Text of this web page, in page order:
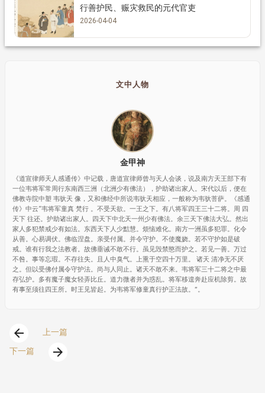
行善护民、赈灾救民的元代官吏
2026-04-04
文中人物
金甲神
《道宣律师天人感通传》中记载，唐道宣律师曾与天人会谈，说及南方天王部下有
一位韦将军常周行东南西三洲（北洲少有佛法），护助诸出家人。宋代以后，便在
佛教寺院中塑 韦驮天 像，又和佛经中所说韦驮天相应，一般称为韦驮菩萨。《感通
传》中云“韦将军童真 梵行 。不受天欲。一王之下。有八将军四王三十二将。周 四
天下 往还。护助诸出家人。四天下中北天一州少有佛法。余三天下佛法大弘。然出
家人多犯禁戒少有如法。东西天下人少黠慧。烦恼难化。南方一洲虽多犯罪。化令
从善。心易调伏。佛临涅盘。亲受付属。并令守护。不使魔娆。若不守护如是破
戒。谁有行我之法教者。故佛垂诫不敢不行。虽见毁禁愍而护之。若见一善。万过
不咎。事等忘瑕。不存往失。且人中臭气。上熏于空四十万里。 诸天 清净无不厌
之。但以受佛付属令守护法。尚与人同止。诸天不敢不来。韦将军三十二将之中最
存弘护。多有魔子魔女轻弄比丘。道力微者并为惑乱。将军移遑奔赴应机除剪。故
有事至须往四王所。时王见皆起。为韦将军修童真行护正法故。”。
arrow_back
上一篇
下一篇
arrow_forward